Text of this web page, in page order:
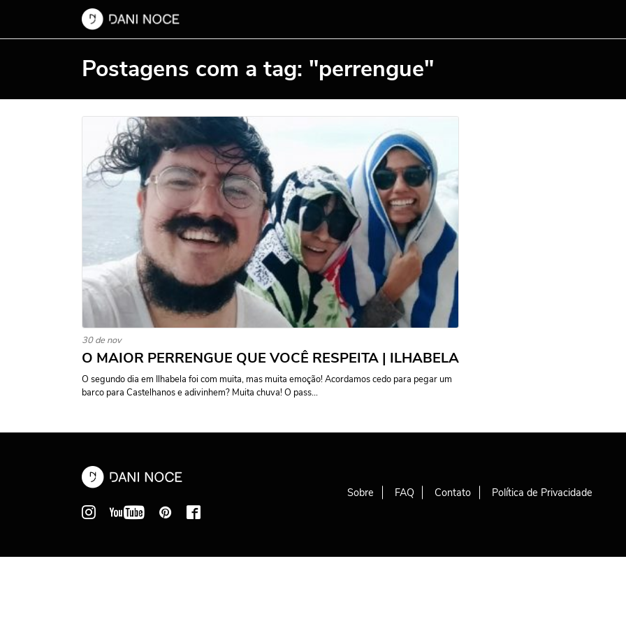
Postagens com a tag: "perrengue"
30 de nov
O MAIOR PERRENGUE QUE VOCÊ RESPEITA | ILHABELA
O segundo dia em Ilhabela foi com muita, mas muita emoção! Acordamos cedo para pegar um
barco para Castelhanos e adivinhem? Muita chuva! O pass...
Sobre FAQ Contato Política de Privacidade